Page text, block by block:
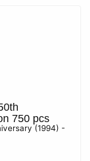
750 pcs
(1994) -